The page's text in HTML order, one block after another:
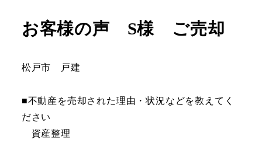
お客様の声 S様 ご売却
松戸市 戸建
■不動産を売却された理由・状況などを教えてく
ださい
資産整理